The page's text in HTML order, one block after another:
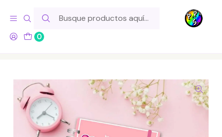
0
Hola! Si tu pedido incluye productos de fabricación propia,
ten en cuenta este tiempo para el despacho
Inicio Lo Hacemos Nosotros